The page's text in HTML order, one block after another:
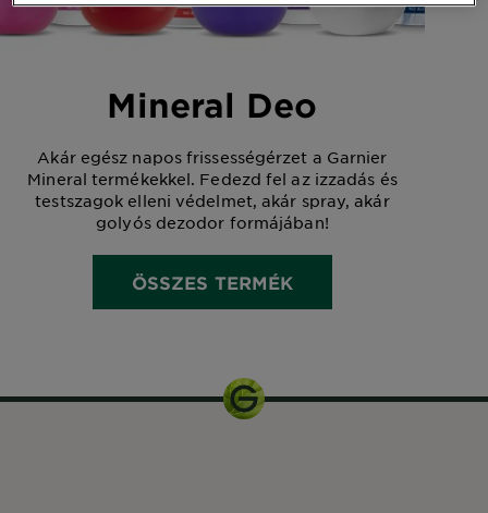
Mineral Deo
Akár egész napos frissességérzet a Garnier
Mineral termékekkel. Fedezd fel az izzadás és
testszagok elleni védelmet, akár spray, akár
golyós dezodor formájában!
ÖSSZES TERMÉK